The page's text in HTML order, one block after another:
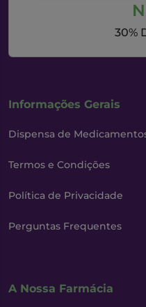
30%
Informações Gerais
Dispensa de
Termos e Condições
Política de Privacidade
Perguntas Frequentes
A Nossa Farmácia